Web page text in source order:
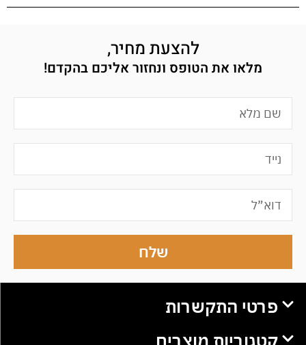
להצעת מחיר,
מלאו את הטופס ונחזור אליכם בהקדם!
שלח
פרטי התקשרות